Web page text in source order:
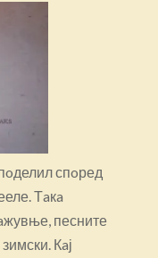
спoред
Тaкa
песните
Кaј